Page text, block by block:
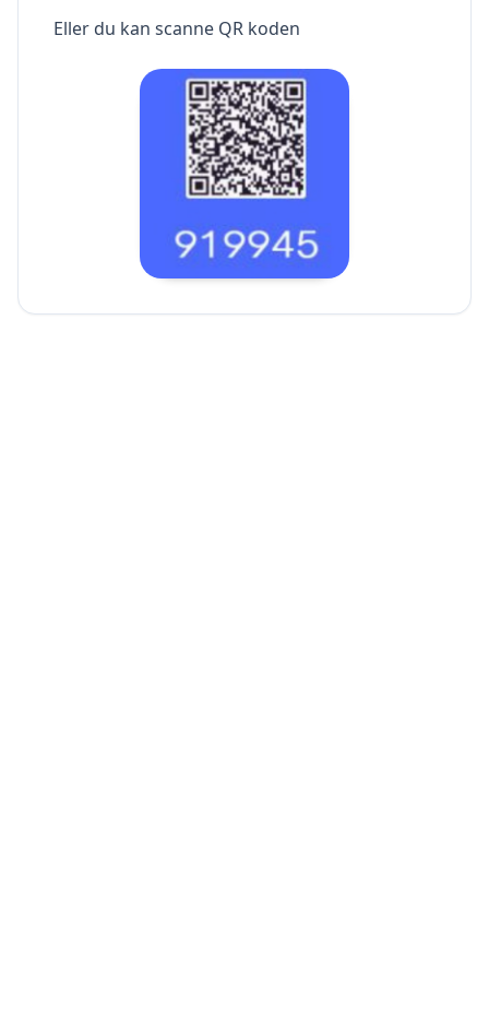
Eller du kan scanne QR koden